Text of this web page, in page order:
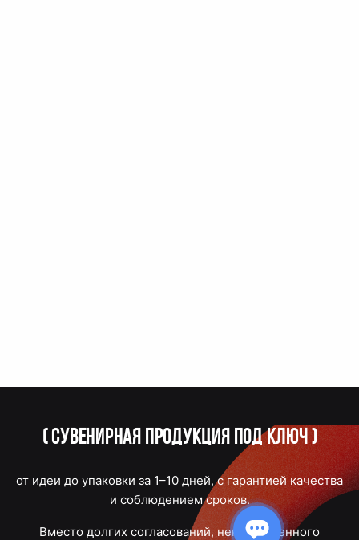
(Сувенирная продукция под ключ)
от идеи до упаковки за 1–10 дней, с гарантией качества
и соблюдением сроков.
Вместо долгих согласований, некачественного